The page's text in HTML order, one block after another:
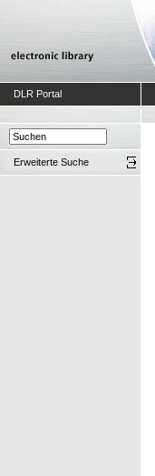
DLR Portal
Erweiterte Suche